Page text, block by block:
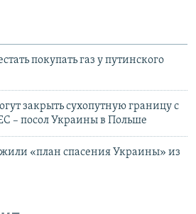
покупать газ у путинского
закрыть сухопутную границу с
– посол Украины в Польше
«план спасения Украины» из